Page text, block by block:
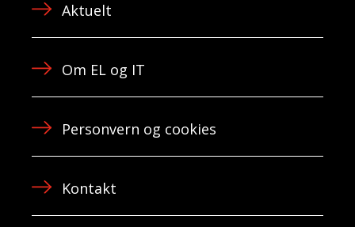
Aktuelt
Om EL og IT
Personvern og cookies
Kontakt